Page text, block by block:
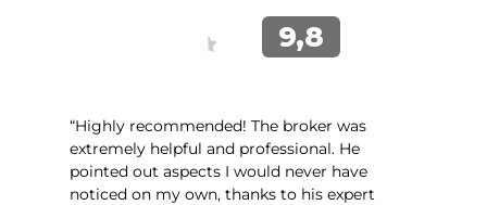
“Highly recommended! The broker was
extremely helpful and professional. He
pointed out aspects I would never have
noticed on my own, thanks to his expert